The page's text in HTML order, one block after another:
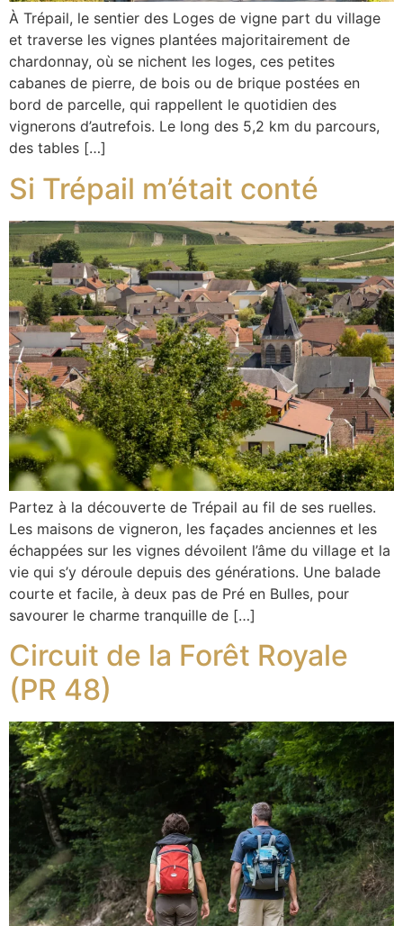
À Trépail, le sentier des Loges de vigne part du village
et traverse les vignes plantées majoritairement de
chardonnay, où se nichent les loges, ces petites
cabanes de pierre, de bois ou de brique postées en
bord de parcelle, qui rappellent le quotidien des
vignerons d’autrefois. Le long des 5,2 km du parcours,
des tables […]
Si Trépail m’était conté
Partez à la découverte de Trépail au fil de ses ruelles.
Les maisons de vigneron, les façades anciennes et les
échappées sur les vignes dévoilent l’âme du village et la
vie qui s’y déroule depuis des générations. Une balade
courte et facile, à deux pas de Pré en Bulles, pour
savourer le charme tranquille de […]
Circuit de la Forêt Royale
(PR 48)